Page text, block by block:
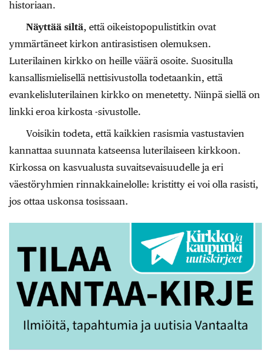
historiaan.
Näyttää siltä, että oikeistopopulistitkin ovat
ymmärtäneet kirkon antirasistisen olemuksen.
Luterilainen kirkko on heille väärä osoite. Suositulla
kansallismielisellä nettisivustolla todetaankin, että
evankelisluterilainen kirkko on menetetty. Niinpä siellä on
linkki eroa kirkosta -sivustolle.
Voisikin todeta, että kaikkien rasismia vastustavien
kannattaa suunnata katseensa luterilaiseen kirkkoon.
Kirkossa on kasvualusta suvaitsevaisuudelle ja eri
väestöryhmien rinnakkainelolle: kristitty ei voi olla rasisti,
jos ottaa uskonsa tosissaan.